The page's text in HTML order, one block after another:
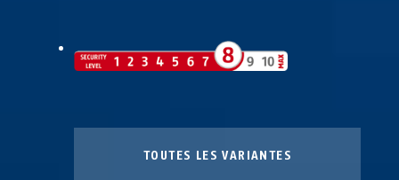
TOUTES LES VARIANTES